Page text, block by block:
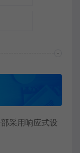
采用响应式设